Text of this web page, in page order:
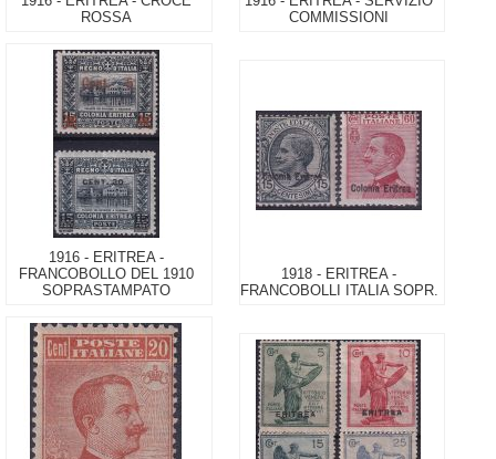
ROSSA
COMMISSIONI
1916 - ERITREA -
FRANCOBOLLO DEL 1910
SOPRASTAMPATO
1918 - ERITREA -
FRANCOBOLLI ITALIA SOPR.